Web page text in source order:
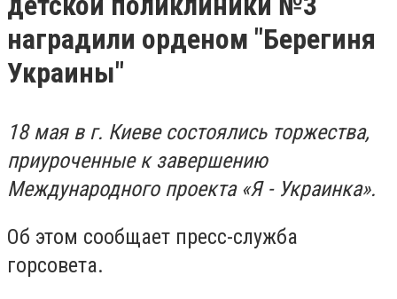
наградили орденом "Берегиня
Украины"
18 мая в г. Киеве состоялись торжества,
приуроченные к завершению
Международного проекта «Я - Украинка».
Об этом сообщает пресс-служба
горсовета.